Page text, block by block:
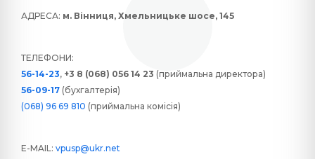
АДРЕСА: м. Вінниця, Хмельницьке шосе, 145
ТЕЛЕФОНИ:
56-14-23, +3 8 (068) 056 14 23 (приймальна директора)
56-09-17 (бухгалтерія)
(068) 96 69 810 (приймальна комісія)
E-MAIL: vpusp@ukr.net